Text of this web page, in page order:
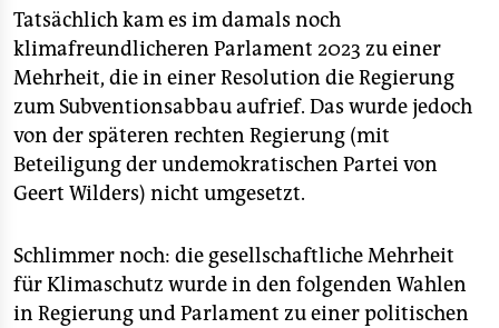
Tatsächlich kam es im damals noch
klimafreundlicheren Parlament 2023 zu einer
Mehrheit, die in einer Resolution die Regierung
zum Subventionsabbau aufrief. Das wurde jedoch
von der späteren rechten Regierung (mit
Beteiligung der undemokratischen Partei von
Geert Wilders) nicht umgesetzt.
Schlimmer noch: die gesellschaftliche Mehrheit
für Klimaschutz wurde in den folgenden Wahlen
in Regierung und Parlament zu einer politischen